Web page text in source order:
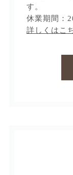
す。
休業期間：
詳しくはこ